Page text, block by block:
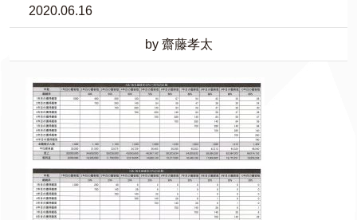
2020.06.16
by 齋藤孝太